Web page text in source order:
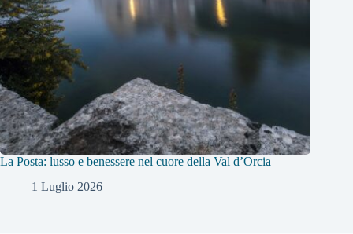
La Posta: lusso e benessere nel cuore della Val d’Orcia
1 Luglio 2026